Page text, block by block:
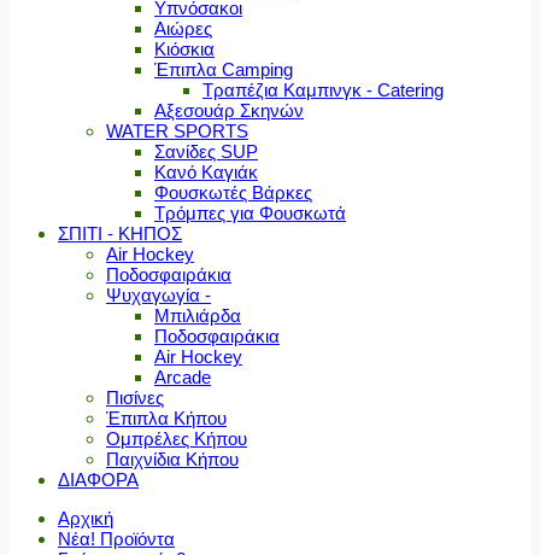
Υπνόσακοι
Αιώρες
Κιόσκια
Έπιπλα Camping
Τραπέζια Καμπινγκ - Catering
Αξεσουάρ Σκηνών
WATER SPORTS
Σανίδες SUP
Κανό Καγιάκ
Φουσκωτές Βάρκες
Τρόμπες για Φουσκωτά
ΣΠΙΤΙ - ΚΗΠΟΣ
Air Hockey
Ποδοσφαιράκια
Ψυχαγωγία -
Μπιλιάρδα
Ποδοσφαιράκια
Air Hockey
Arcade
Πισίνες
Έπιπλα Κήπου
Ομπρέλες Κήπου
Παιχνίδια Κήπου
ΔΙΑΦΟΡΑ
Αρχική
Νέα! Προϊόντα